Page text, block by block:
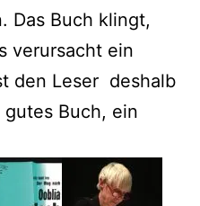
Das Buch klingt,
verursacht ein
den Leser deshalb
gutes Buch, ein